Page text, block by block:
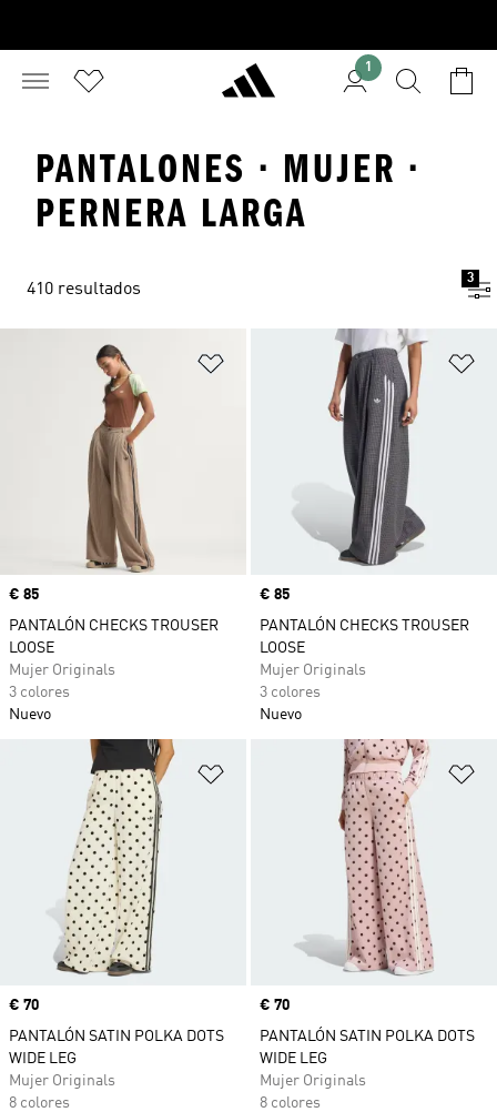
1
PANTALONES · MUJER ·
PERNERA LARGA
410 resultados
3
Añadir a la lista de deseos
Precio
€ 85
PANTALÓN CHECKS TROUSER
LOOSE
Mujer Originals
3 colores
Nuevo
Precio
€ 85
PANTALÓN CHECKS TROUSER
LOOSE
Mujer Originals
3 colores
Nuevo
Añadir a la lista de deseos
Precio
€ 70
PANTALÓN SATIN POLKA DOTS
WIDE LEG
Mujer Originals
8 colores
Precio
€ 70
PANTALÓN SATIN POLKA DOTS
WIDE LEG
Mujer Originals
8 colores